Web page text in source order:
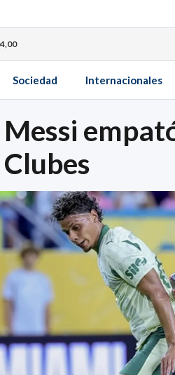
Sociedad Internacionales